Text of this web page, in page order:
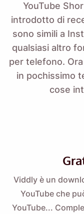
YouTube
introdotto di
sono simili a
qualsiasi altro
per telefono.
in pochissimo
cose
Viddly è un
YouTube che
YouTube...